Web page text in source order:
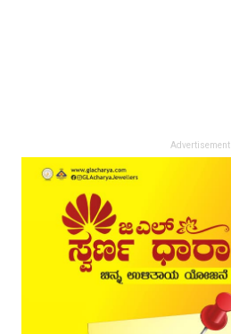
Advertisement